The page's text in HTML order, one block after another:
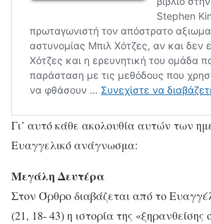
Γι’ αυτό κάθε ακολουθία αυτών των
Ευαγγελικό ανάγνωσμα:
Μεγάλη Δευτέρα
Στον Όρθρο διαβάζεται από το
(21, 18- 43) η ιστορία της